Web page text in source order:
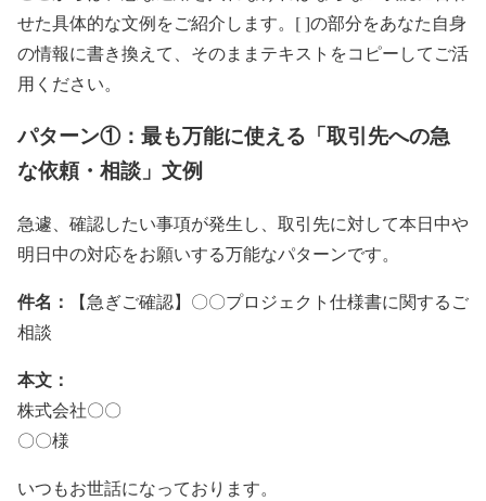
せた具体的な文例をご紹介します。[ ]の部分をあなた自身
の情報に書き換えて、そのままテキストをコピーしてご活
用ください。
パターン①：最も万能に使える「取引先への急
な依頼・相談」文例
急遽、確認したい事項が発生し、取引先に対して本日中や
明日中の対応をお願いする万能なパターンです。
件名：
【急ぎご確認】〇〇プロジェクト仕様書に関するご
相談
本文：
株式会社〇〇
〇〇様
いつもお世話になっております。